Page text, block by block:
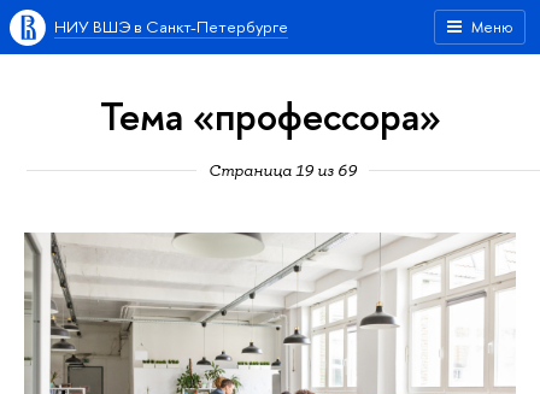
Меню
НИУ ВШЭ в Санкт-Петербурге
Тема «профессора»
Страница 19 из 69